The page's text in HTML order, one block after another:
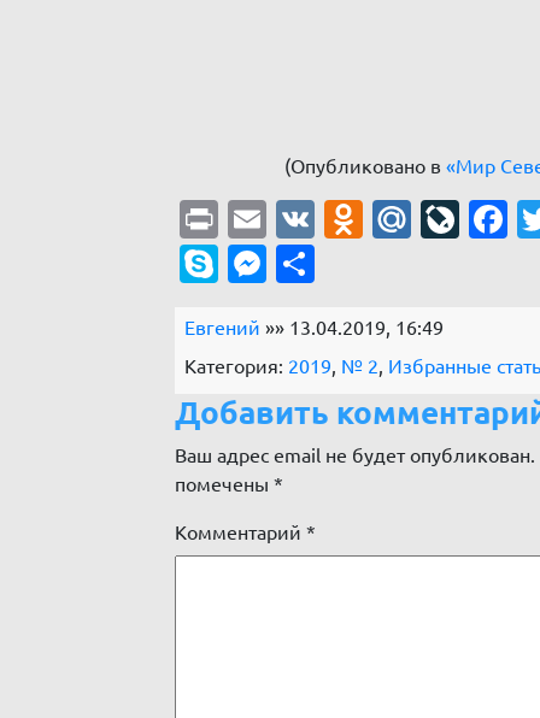
(Опубликовано в «Мир
PrintEmail
VK Mail.Ru
SkypeMessenger
Евгений »» 13.04.2019, 16:49
Категория: 2019 № 2 Избранные
Добавить
Ваш адрес email не будет опубликован.
помечены *
Комментарий *